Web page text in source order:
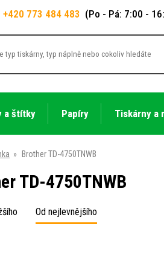
+420 773 484 483 (Po - Pá: 7:00 -
a štítky Papíry Tiskárny a
» Brother TD-4750TNWB
TD-4750TNWB
Od nejlevnějšího